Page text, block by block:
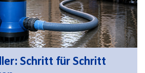
Schritt für Schritt